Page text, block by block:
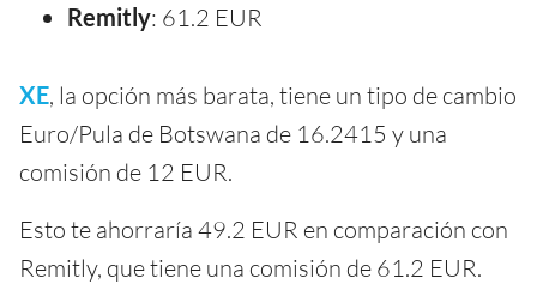
Remitly: 61.2 EUR
XE, la opción más barata, tiene un tipo de cambio
Euro/Pula de Botswana de 16.2415 y una
comisión de 12 EUR.
Esto te ahorraría 49.2 EUR en comparación con
Remitly, que tiene una comisión de 61.2 EUR.